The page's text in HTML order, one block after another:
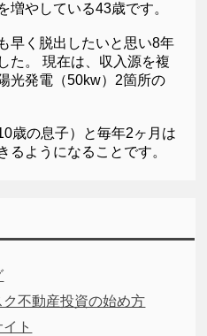
増やしている43歳です。
早く脱出したいと思い8年
た。 現在は、収入源を複
光発電（50kw）2箇所の
歳の息子）と毎年2ヶ月は
るようになることです。
不動産投資の始め方
ト